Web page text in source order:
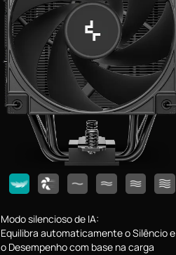
Modo silencioso de IA:
Equilibra automaticamente o Silêncio e
o Desempenho com base na carga